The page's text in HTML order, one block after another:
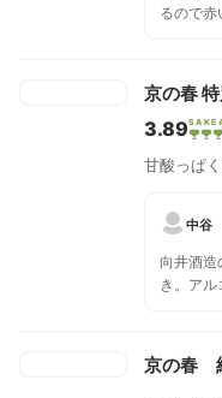
るので
京の春
3.89
甘酸っぱ
中谷
向井酒造
き。ア
京の春